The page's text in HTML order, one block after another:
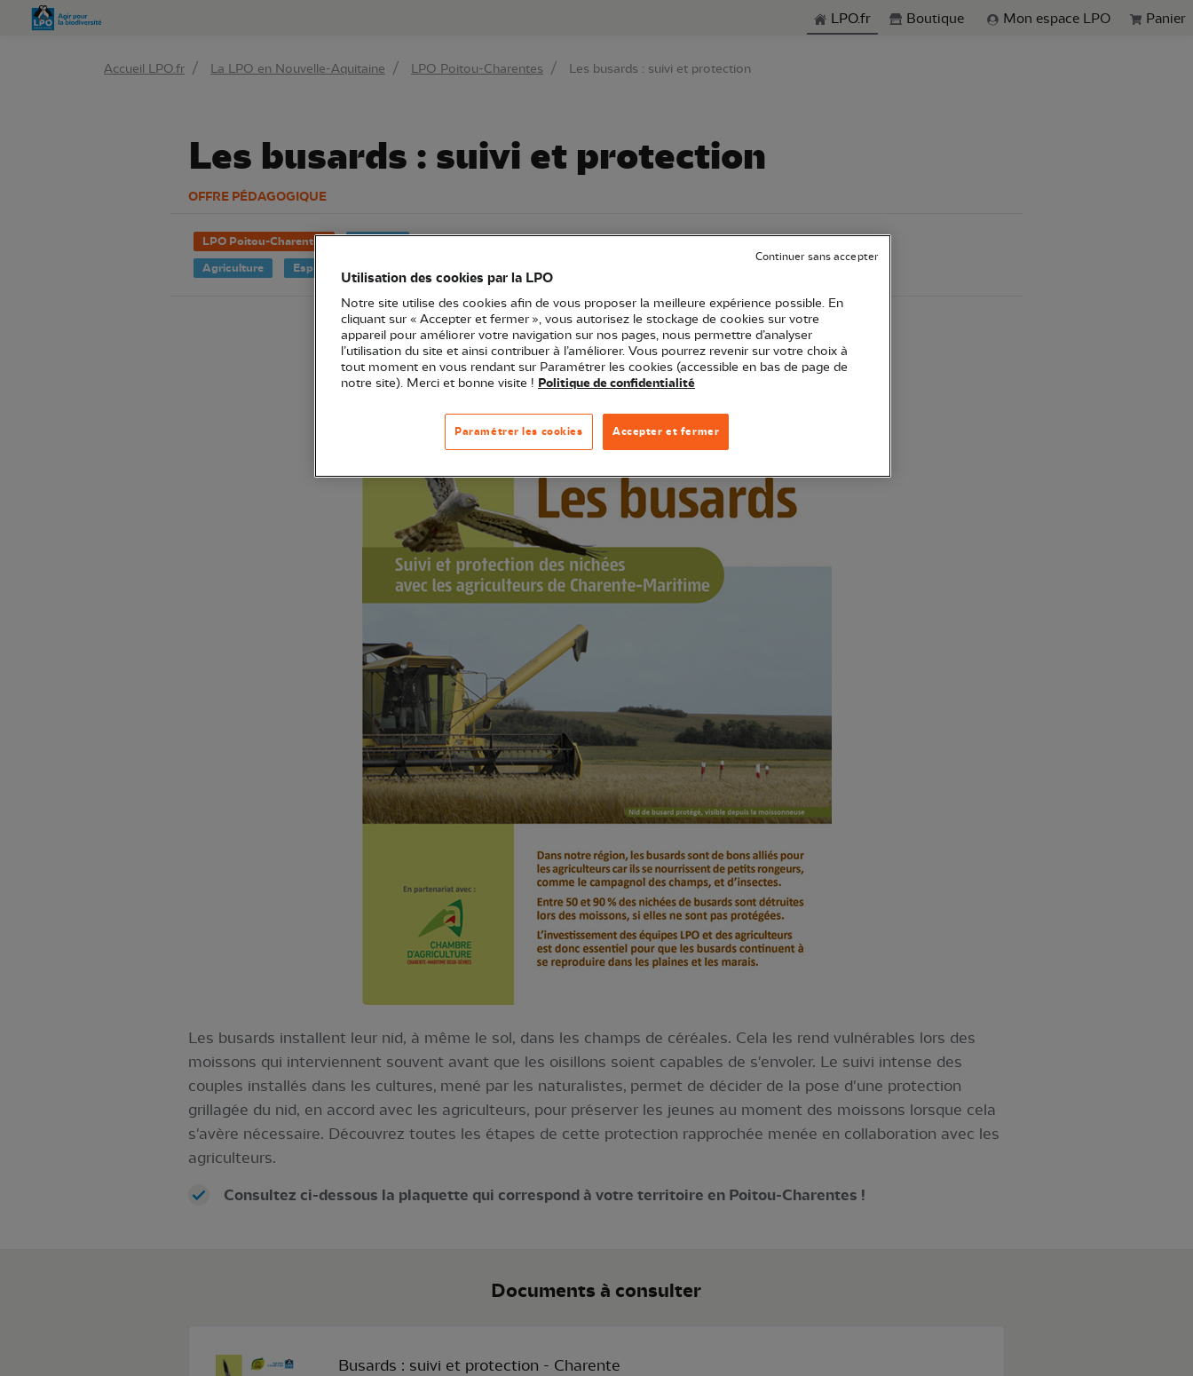
Aller à la rechercheLPO.fr Boutique Mon espace LPO Panier
Accueil LPO.fr La LPO en Nouvelle-Aquitaine LPO Poitou-Charentes Les busards : suivi et protection
Les busards : suivi et protection
OFFRE PÉDAGOGIQUE
LPO Poitou-Charentes
Agriculture
Espèce
Les busards installent leur nid, à même le sol, dans les champs de céréales. Cela les rend vulnérables lors des
moissons qui interviennent souvent avant que les oisillons soient capables de s'envoler. Le suivi intense des
couples installés dans les cultures, mené par les naturalistes, permet de décider de la pose d'une protection
grillagée du nid, en accord avec les agriculteurs, pour préserver les jeunes au moment des moissons lorsque cela
s'avère nécessaire. Découvrez toutes les étapes de cette protection rapprochée menée en collaboration avec les
agriculteurs.
Consultez ci-dessous la plaquette qui correspond à votre territoire en Poitou-Charentes !
Documents à consulter
Busards : suivi et protection - Charente
Utilisation des cookies par la LPO
Notre site utilise des cookies afin de vous proposer la meilleure expérience possible. En
cliquant sur « Accepter et fermer », vous autorisez le stockage de cookies sur votre
appareil pour améliorer votre navigation sur nos pages, nous permettre d’analyser
l’utilisation du site et ainsi contribuer à l’améliorer. Vous pourrez revenir sur votre choix à
tout moment en vous rendant sur Paramétrer les cookies (accessible en bas de page de
notre site). Merci et bonne visite ! Politique de confidentialité
Accepter et fermer
Paramétrer les cookies
Continuer sans accepter